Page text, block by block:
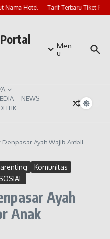
Nama Hotel Tarif Terbaru Tiket
Men
u
NEWS
Denpasar Ayah Wajib Ambil
Komunitas
SOSIAL
Ayah
Anak